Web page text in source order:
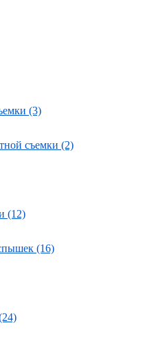
(3)
съемки (2)
(12)
(16)